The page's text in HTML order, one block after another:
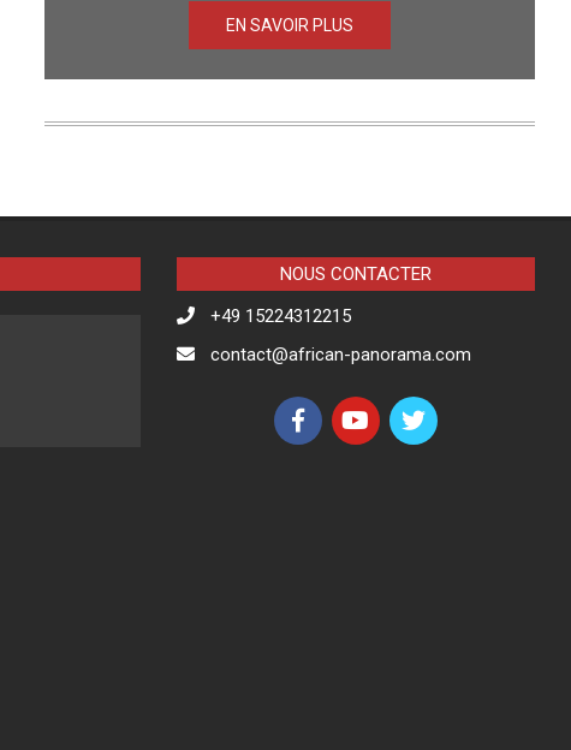
EN SAVOIR PLUS
NOUS CONTACTER
+49 15224312215
contact@african-panorama.com